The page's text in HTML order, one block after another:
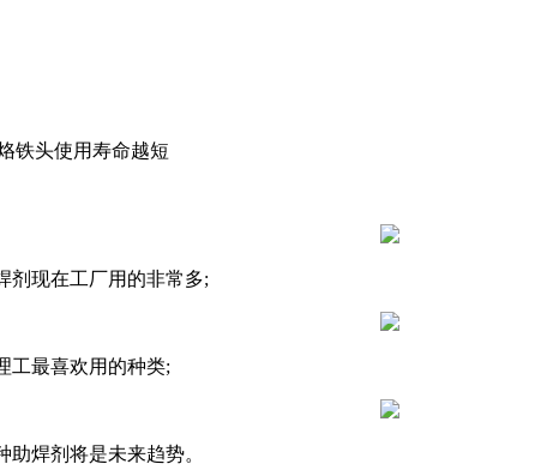
头使用寿命越短
现在工厂用的非常多;
最喜欢用的种类;
焊剂将是未来趋势。